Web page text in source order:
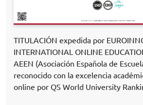
TITULACIÓN expedida por
INTERNATIONAL ONLINE
AEEN (Asociación Española de
reconocido con la excelencia
online por QS World University